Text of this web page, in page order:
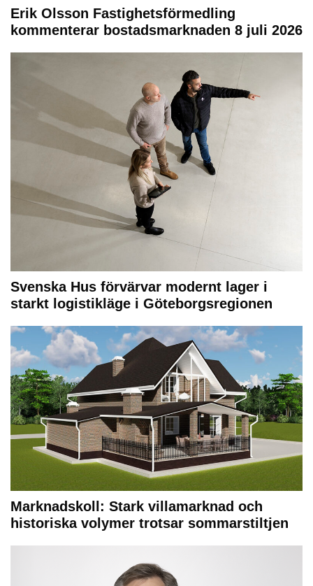
Erik Olsson Fastighetsförmedling
kommenterar bostadsmarknaden 8 juli 2026
Svenska Hus förvärvar modernt lager i
starkt logistikläge i Göteborgsregionen
Marknadskoll: Stark villamarknad och
historiska volymer trotsar sommarstiltjen